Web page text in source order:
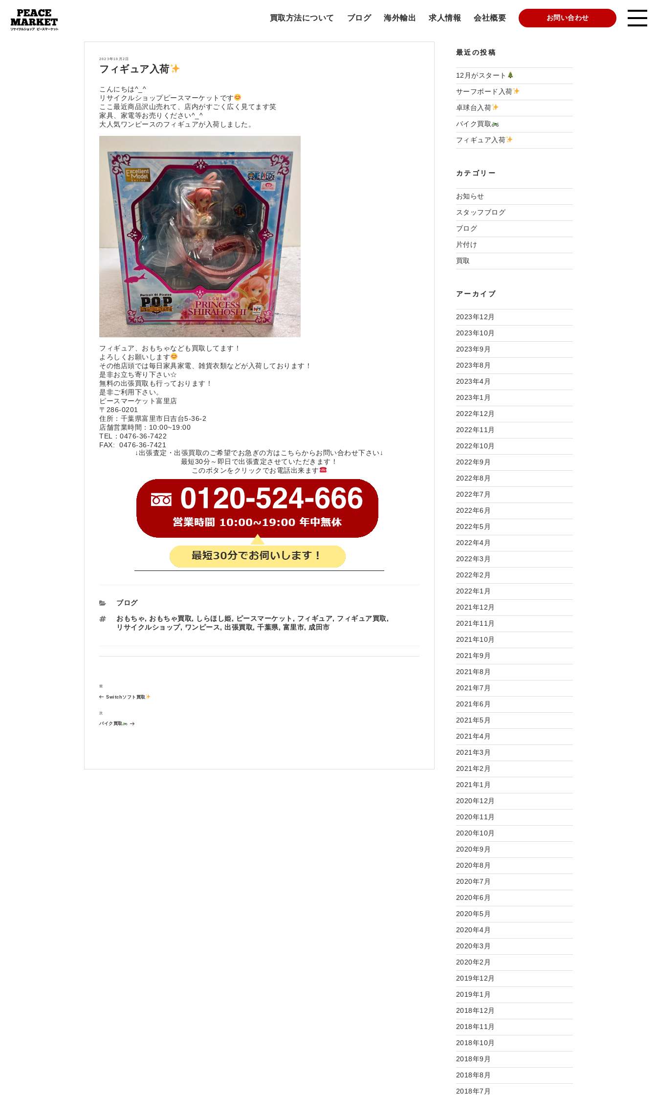
買取方法について ブログ 海外輸出 求人情報 会社概要 お問い合わせ
投
2023年10月2日
フィギュア入荷
こんにちは^_^
リサイクルショップピースマーケットです
ここ最近商品沢山売れて、店内がすごく広く見てます笑
家具、家電等お売りください^_^
大人気ワンピースのフィギュアが入荷しました。
フィギュア、おもちゃなども買取してます！
よろしくお願いします
その他店頭では毎日家具家電、雑貨衣類などが入荷しております！
是非お立ち寄り下さい☆
無料の出張買取も行っております！
是非ご利用下さい。
ピースマーケット富里店
〒286-0201
住所：千葉県富里市日吉台5-36-2
店舗営業時間：10:00~19:00
TEL：0476-36-7422
FAX: 0476-36-7421
↓出張査定・出張買取のご希望でお急ぎの方はこちらからお問い合わせ下さい↓
最短30分～即日で出張査定させていただきます！
このボタンをクリックでお電話出来ます
カ
ゴ
リ
ブログ
タ
グ
おもちゃ, おもちゃ買取, しらほし姫, ピースマーケット , フィギュア, フィギュア買取,
リサイクルショップ, ワンピース, 出張買取, 千葉県, 富里市, 成田市
稿
ナ
ゲ
ー
過
去
投
稿
前
Switchソフト買取
次
の
次
バイク買取
最近の投稿
12月がスタート
サーフボード入荷
卓球台入荷
バイク買取
フィギュア入荷
カテゴリー
お知らせ
スタッフブログ
ブログ
片付け
買取
アーカイブ
2023年12月
2023年10月
2023年9月
2023年8月
2023年4月
2023年1月
2022年12月
2022年11月
2022年10月
2022年9月
2022年8月
2022年7月
2022年6月
2022年5月
2022年4月
2022年3月
2022年2月
2022年1月
2021年12月
2021年11月
2021年10月
2021年9月
2021年8月
2021年7月
2021年6月
2021年5月
2021年4月
2021年3月
2021年2月
2021年1月
2020年12月
2020年11月
2020年10月
2020年9月
2020年8月
2020年7月
2020年6月
2020年5月
2020年4月
2020年3月
2020年2月
2019年12月
2019年1月
2018年12月
2018年11月
2018年10月
2018年9月
2018年8月
2018年7月